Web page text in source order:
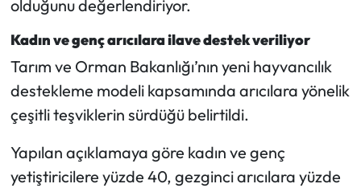
olduğunu değerlendiriyor.
Kadın ve genç arıcılara ilave destek veriliyor
Tarım ve Orman Bakanlığı’nın yeni hayvancılık
destekleme modeli kapsamında arıcılara yönelik
çeşitli teşviklerin sürdüğü belirtildi.
Yapılan açıklamaya göre kadın ve genç
yetiştiricilere yüzde 40, gezginci arıcılara yüzde